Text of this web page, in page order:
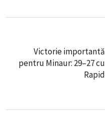
Victorie importantă
pentru Minaur: 29–27 cu
Rapid